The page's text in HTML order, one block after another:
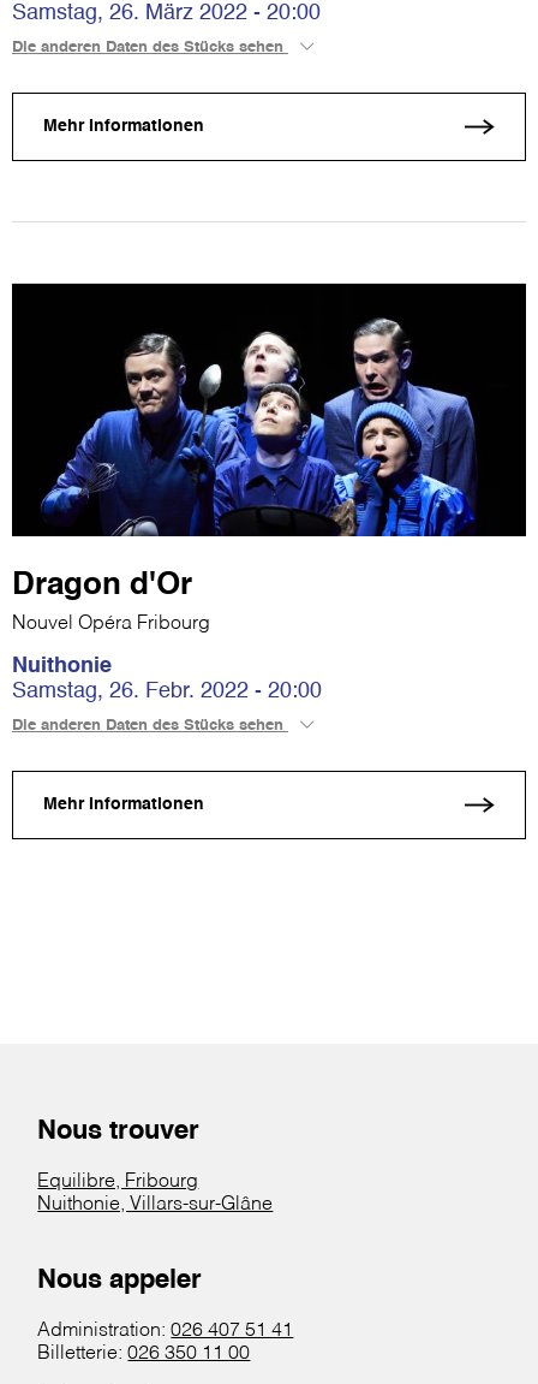
Samstag, 26. März 2022 - 20:00
Die anderen Daten des Stücks sehen
Mehr Informationen
Dragon d'Or
Nouvel Opéra Fribourg
Nuithonie
Samstag, 26. Febr. 2022 - 20:00
Die anderen Daten des Stücks sehen
Mehr Informationen
Nous trouver
Equilibre, Fribourg
Nuithonie, Villars-sur-Glâne
Nous appeler
Administration:026 407 51 41
Billetterie:026 350 11 00